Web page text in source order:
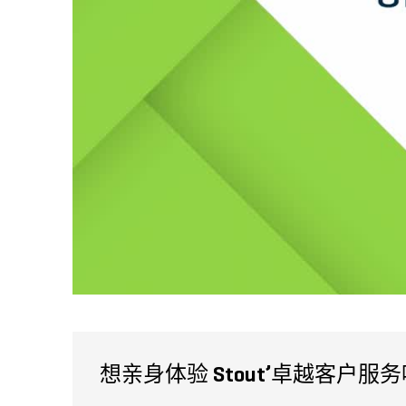
想亲身体验 Stout’卓越客户服